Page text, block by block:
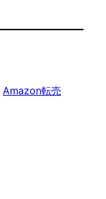
Amazon転売